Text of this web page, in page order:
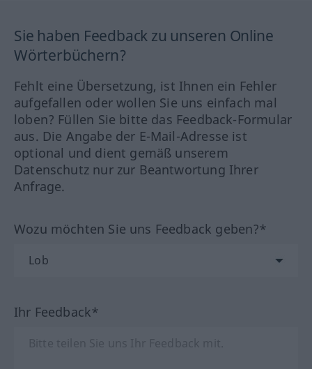
Sie haben Feedback zu unseren Online
Wörterbüchern?
Fehlt eine Übersetzung, ist Ihnen ein Fehler
aufgefallen oder wollen Sie uns einfach mal
loben? Füllen Sie bitte das Feedback-Formular
aus. Die Angabe der E-Mail-Adresse ist
optional und dient gemäß unserem
Datenschutz nur zur Beantwortung Ihrer
Anfrage.
Wozu möchten Sie uns Feedback geben?*
Ihr Feedback*